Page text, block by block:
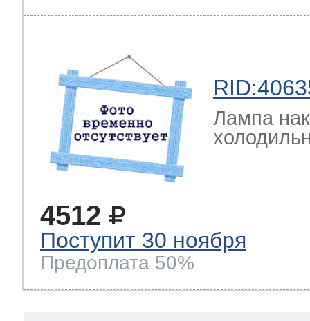
Лампа
4512
Поступит 30 ноября
Предоплата 50%